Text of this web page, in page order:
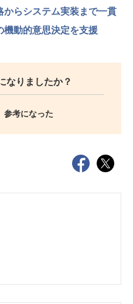
らシステム実装まで一貫
動的意思決定を支援
なりましたか？
参考になった